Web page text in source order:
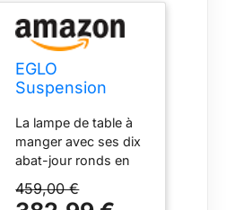
EGLO
Suspension
Ariscani, lampe
de plafond
suspendue à 10
La lampe de table à
manger avec ses dix
abat-jour ronds en
transparent pouvant
459,00 €